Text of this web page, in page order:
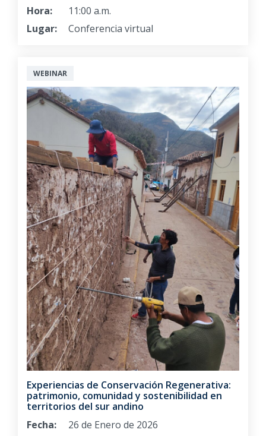
Hora:
11:00 a.m.
Lugar:
Conferencia virtual
WEBINAR
Experiencias de Conservación Regenerativa:
patrimonio, comunidad y sostenibilidad en
territorios del sur andino
Fecha:
26 de Enero de 2026